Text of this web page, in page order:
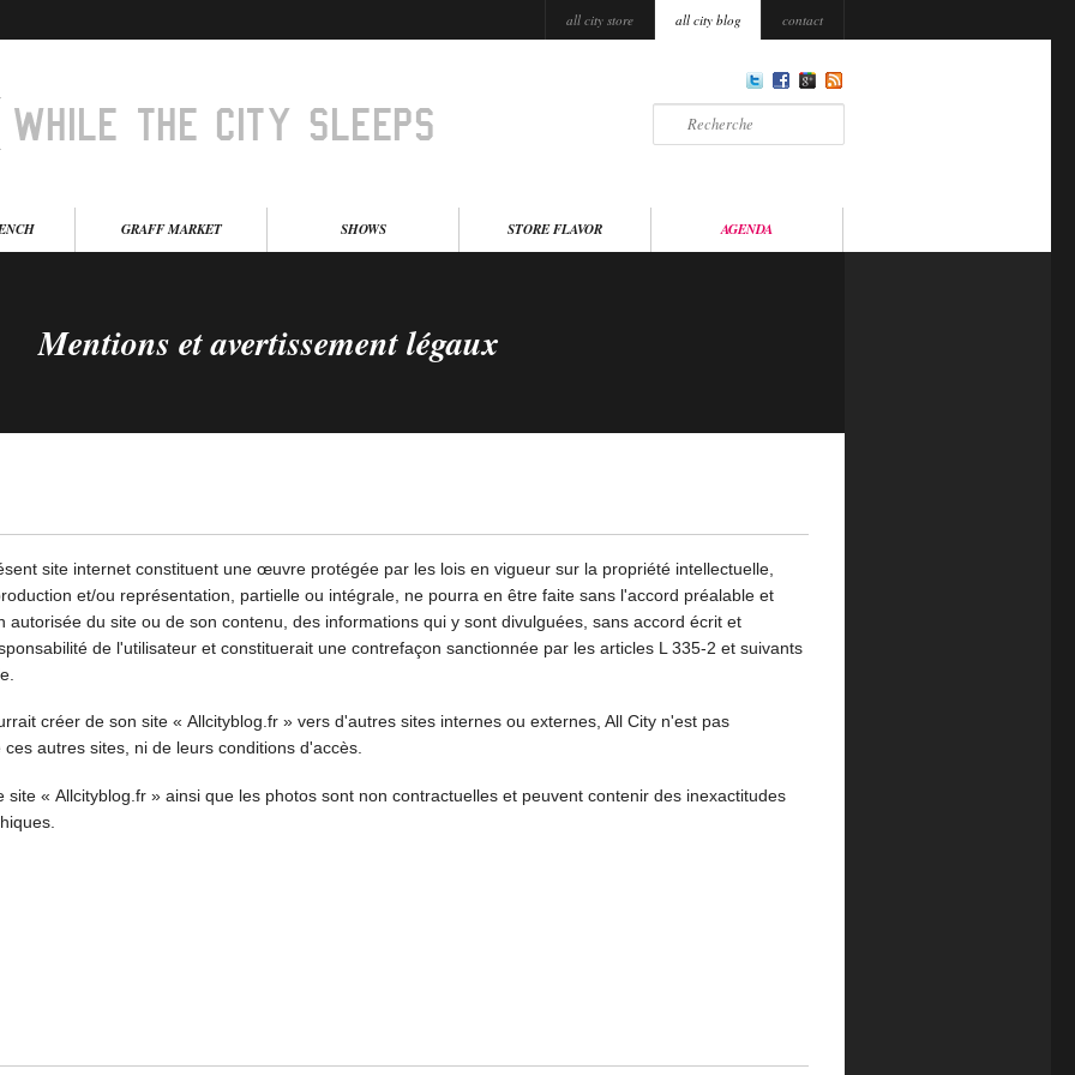
all city store all city blog contact
GRAFF MARKET SHOWS STORE FLAVOR AGENDA
Mentions et avertissement légaux
site internet constituent une œuvre protégée par les lois en vigueur sur la propriété intellectuelle,
et/ou représentation, partielle ou intégrale, ne pourra en être faite sans l'accord préalable et
autorisée du site ou de son contenu, des informations qui y sont divulguées, sans accord écrit et
de l'utilisateur et constituerait une contrefaçon sanctionnée par les articles L 335-2 et suivants
créer de son site « Allcityblog.fr » vers d'autres sites internes ou externes, All City n'est pas
autres sites, ni de leurs conditions d'accès.
site « Allcityblog.fr » ainsi que les photos sont non contractuelles et peuvent contenir des inexactitudes